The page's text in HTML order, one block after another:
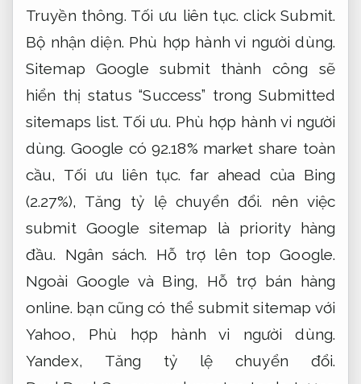
Truyền thông. Tối ưu liên tục. click Submit.
Bộ nhận diện. Phù hợp hành vi người dùng.
Sitemap Google submit thành công sẽ
hiển thị status “Success” trong Submitted
sitemaps list. Tối ưu. Phù hợp hành vi người
dùng. Google có 92.18% market share toàn
cầu, Tối ưu liên tục. far ahead của Bing
(2.27%), Tăng tỷ lệ chuyển đổi. nên việc
submit Google sitemap là priority hàng
đầu. Ngân sách.
Hỗ trợ lên top Google.
Ngoài Google và Bing, Hỗ trợ bán hàng
online. bạn cũng có thể submit sitemap với
Yahoo, Phù hợp hành vi người dùng.
Yandex, Tăng tỷ lệ chuyển đổi.